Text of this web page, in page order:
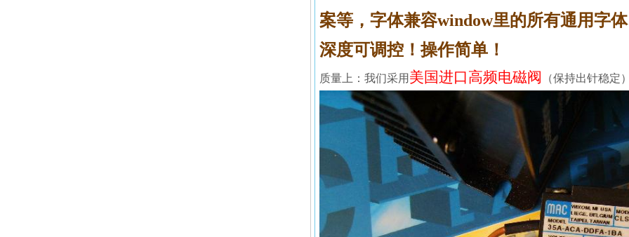
案等，字体兼容window里的所有通用字
深度可调控！操作简单！
质量上：我们采用 美国进口高频电磁阀 （保持出针稳定